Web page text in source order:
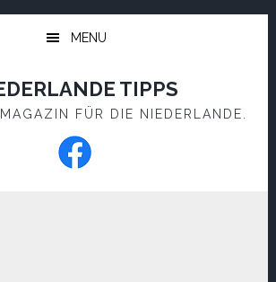
MENU
TIPPS
FÜR DIE NIEDERLANDE.